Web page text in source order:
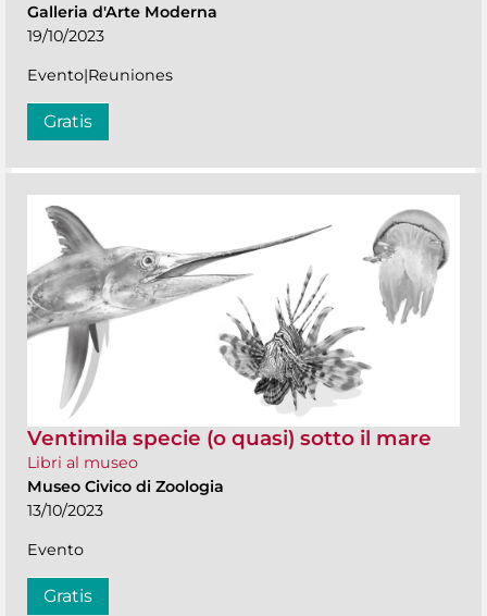
Galleria d'Arte Moderna
19/10/2023
Evento|Reuniones
Gratis
Ventimila specie (o quasi) sotto il mare
Libri al museo
Museo Civico di Zoologia
13/10/2023
Evento
Gratis